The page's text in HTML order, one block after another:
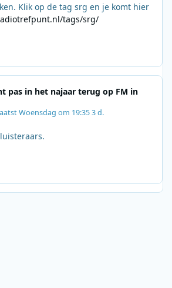
Klik op de tag srg en je komt hier
tags/srg/
pas in het najaar terug op FM in
Woensdag om 19:353 d.